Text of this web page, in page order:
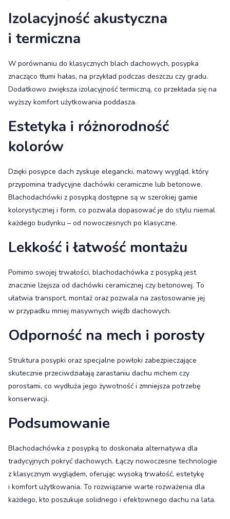
Izolacyjność akustyczna
i termiczna
W porównaniu do klasycznych blach dachowych, posypka
znacząco tłumi hałas, na przykład podczas deszczu czy gradu.
Dodatkowo zwiększa izolacyjność termiczną, co przekłada się na
wyższy komfort użytkowania poddasza.
Estetyka i różnorodność
kolorów
Dzięki posypce dach zyskuje elegancki, matowy wygląd, który
przypomina tradycyjne dachówki ceramiczne lub betonowe.
Blachodachówki z posypką dostępne są w szerokiej gamie
kolorystycznej i form, co pozwala dopasować je do stylu niemal
każdego budynku – od nowoczesnych po klasyczne.
Lekkość i łatwość montażu
Pomimo swojej trwałości, blachodachówka z posypką jest
znacznie lżejsza od dachówki ceramicznej czy betonowej. To
ułatwia transport, montaż oraz pozwala na zastosowanie jej
w przypadku mniej masywnych więźb dachowych.
Odporność na mech i porosty
Struktura posypki oraz specjalne powłoki zabezpieczające
skutecznie przeciwdziałają zarastaniu dachu mchem czy
porostami, co wydłuża jego żywotność i zmniejsza potrzebę
konserwacji.
Podsumowanie
Blachodachówka z posypką to doskonała alternatywa dla
tradycyjnych pokryć dachowych. Łączy nowoczesne technologie
z klasycznym wyglądem, oferując wysoką trwałość, estetykę
i komfort użytkowania. To rozwiązanie warte rozważenia dla
każdego, kto poszukuje solidnego i efektownego dachu na lata.